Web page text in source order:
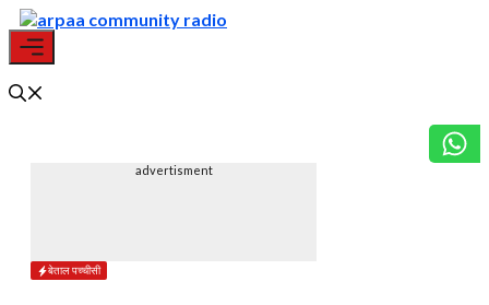
Skip
to
content
Menu
advertisment
बेताल पच्चीसी